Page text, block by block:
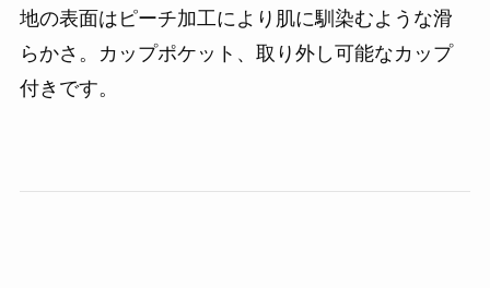
地の表面はピーチ加工により肌に馴染むような滑
らかさ。カップポケット、取り外し可能なカップ
付きです。